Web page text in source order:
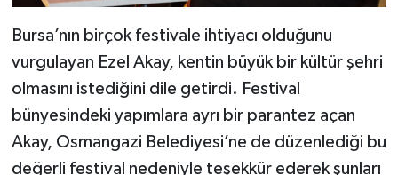
Bursa’nın birçok festivale ihtiyacı olduğunu
vurgulayan Ezel Akay, kentin büyük bir kültür şehri
olmasını istediğini dile getirdi. Festival
bünyesindeki yapımlara ayrı bir parantez açan
Akay, Osmangazi Belediyesi’ne de düzenlediği bu
değerli festival nedeniyle teşekkür ederek şunları